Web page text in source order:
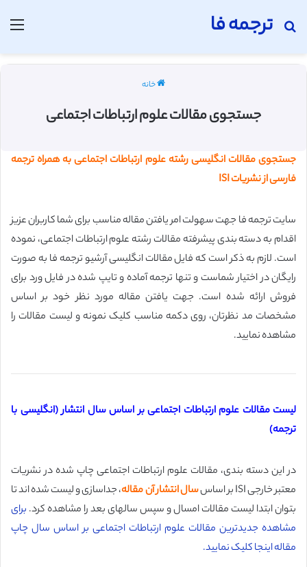
ترجمه فا
جستجو برای
خانه
جستجوی مقالات علوم ارتباطات اجتماعی
جستجوی مقالات انگلیسی رشته علوم ارتباطات اجتماعی به همراه ترجمه
فارسی از نشریات ISI
سایت ترجمه فا جهت سهولت امر یافتن مقاله مناسب برای شما کاربران عزیز
اقدام به دسته بندی پیشرفته مقالات رشته علوم ارتباطات اجتماعی، نموده
است. لازم به ذکر است که فایل مقالات انگلیسی آرشیو ترجمه فا به صورت
رایگان در اختیار شماست و تنها ترجمه آماده و تایپ شده در فایل ورد برای
فروش ارائه شده است. جهت یافتن مقاله مورد نظر خود بر اساس
مشخصات مد نظرتان، روی دکمه مناسب کلیک نمونه و لیست مقالات را
مشاهده نمایید.
لیست مقالات علوم ارتباطات اجتماعی بر اساس سال انتشار (انگلیسی با
ترجمه)
در این دسته بندی، مقالات علوم ارتباطات اجتماعی چاپ شده در نشریات
معتبر خارجی ISI بر اساس
سال انتشار آن مقاله، جداسازی و لیست شده اند تا
بتوان ابتدا لیست مقالات امسال و سپس سالهای بعد را مشاهده کرد. برای
مشاهده جدیدترین مقالات علوم ارتباطات اجتماعی بر اساس سال چاپ
مقاله اینجا کلیک نمایید.